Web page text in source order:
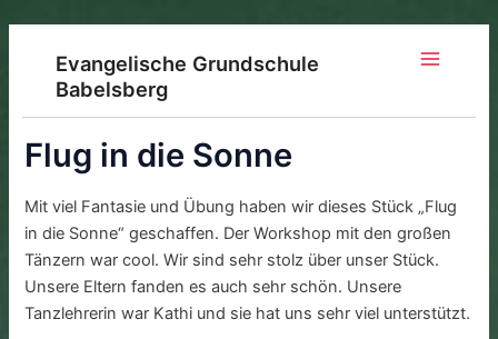
springenEvangelische Grundschule
Babelsberg
Menu
Flug in die Sonne
Mit viel Fantasie und Übung haben wir dieses Stück „Flug
in die Sonne“ geschaffen. Der Workshop mit den großen
Tänzern war cool. Wir sind sehr stolz über unser Stück.
Unsere Eltern fanden es auch sehr schön. Unsere
Tanzlehrerin war Kathi und sie hat uns sehr viel unterstützt.